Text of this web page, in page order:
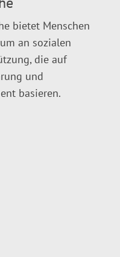
bietet Menschen
an sozialen
die auf
und
basieren.